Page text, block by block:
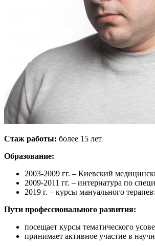
Стаж работы: более 15 лет
Образование:
2003-2009 гг. – Киевский
2009-2011 гг. – интернатура по
2019 г. – курсы мануального
Пути профессионального развития:
посещает курсы тематического
принимает активное участие в